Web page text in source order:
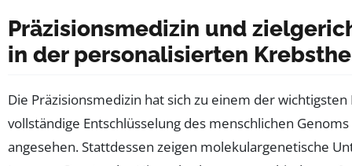
Präzisionsmedizin und
in der personalisierten
Die Präzisionsmedizin hat sich zu einem der
vollständige Entschlüsselung des menschlichen
angesehen. Stattdessen zeigen molekulargenetische